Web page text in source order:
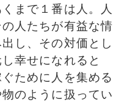
まで１番は人。人
人たちが有益な情
し、その対価とし
幸せになれると
ために人を集める
のように扱ってい